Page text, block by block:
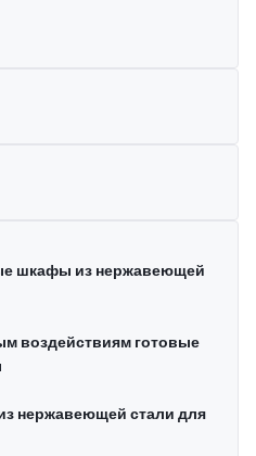
шкафы из нержавеющей
воздействиям готовые
нержавеющей стали для